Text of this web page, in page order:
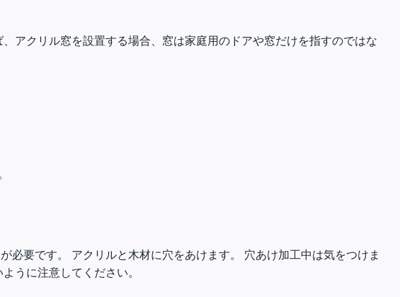
アクリル窓を設置する場合、窓は家庭用のドアや窓だけを指すのではな
要です。 アクリルと木材に穴をあけます。 穴あけ加工中は気をつけま
うに注意してください。